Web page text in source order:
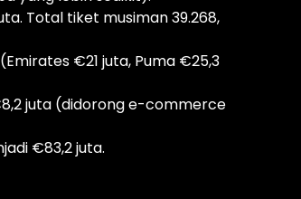
Total tiket musiman 39.268,
€21 juta, Puma €25,3
juta (didorong e-commerce
€83,2 juta.